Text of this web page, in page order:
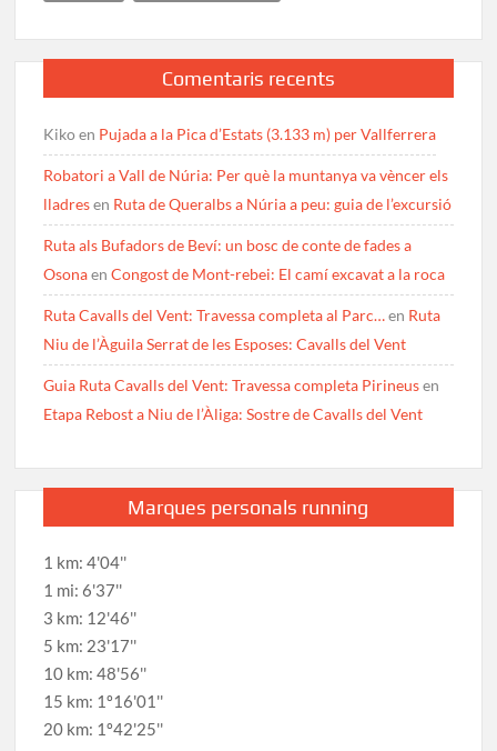
Comentaris recents
Kikoen Pujada a la Pica d’Estats (3.133 m) per Vallferrera
Robatori a Vall de Núria: Per què la muntanya va vèncer els
lladresen Ruta de Queralbs a Núria a peu: guia de l’excursió
Ruta als Bufadors de Beví: un bosc de conte de fades a
OsonaenCongost de Mont-rebei: El camí excavat a la roca
Ruta Cavalls del Vent: Travessa completa al Parc…en Ruta
Niu de l’Àguila Serrat de les Esposes: Cavalls del Vent
Guia Ruta Cavalls del Vent: Travessa completa Pirineusen
Etapa Rebost a Niu de l’Àliga: Sostre de Cavalls del Vent
Marques personals running
1 km: 4'04''
1 mi: 6'37''
3 km: 12'46''
5 km: 23'17''
10 km: 48'56''
15 km: 1º16'01''
20 km: 1º42'25''